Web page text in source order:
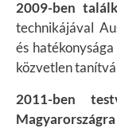
2009-ben
technikájával
és
közvetlen
2011-ben
Magyarországra